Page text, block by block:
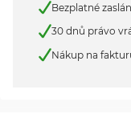
Bezplatné
30 dnů právo
Nákup na